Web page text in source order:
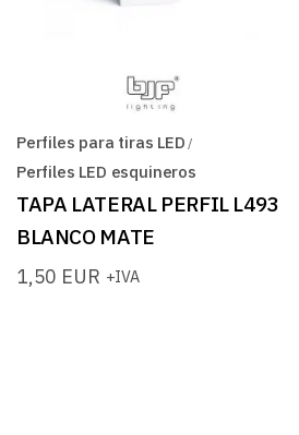
Perfiles para tiras LED
Perfiles LED esquineros
TAPA LATERAL PERFIL L493
BLANCO MATE
1,50 EUR +IVA